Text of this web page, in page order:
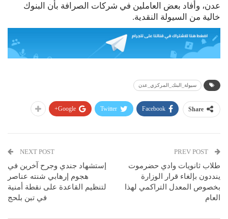
عدن، وأفاد بعض العاملين في شركات الصرافة بأن البنوك
خالية من السيولة النقدية.
سيولة_البنك_المركزي_عدن
Share
Facebook
Twitter
Google+
طلاب ثانويات وادي حضرموت
ينددون بإلغاء قرار الوزارة
بخصوص المعدل التراكمي لهذا
العام
NEXT POST
إستشهاد جندي وجرح آخرين في
هجوم إرهابي شنته عناصر
لتنظيم القاعدة على نقطة أمنية
في تبن بلحج